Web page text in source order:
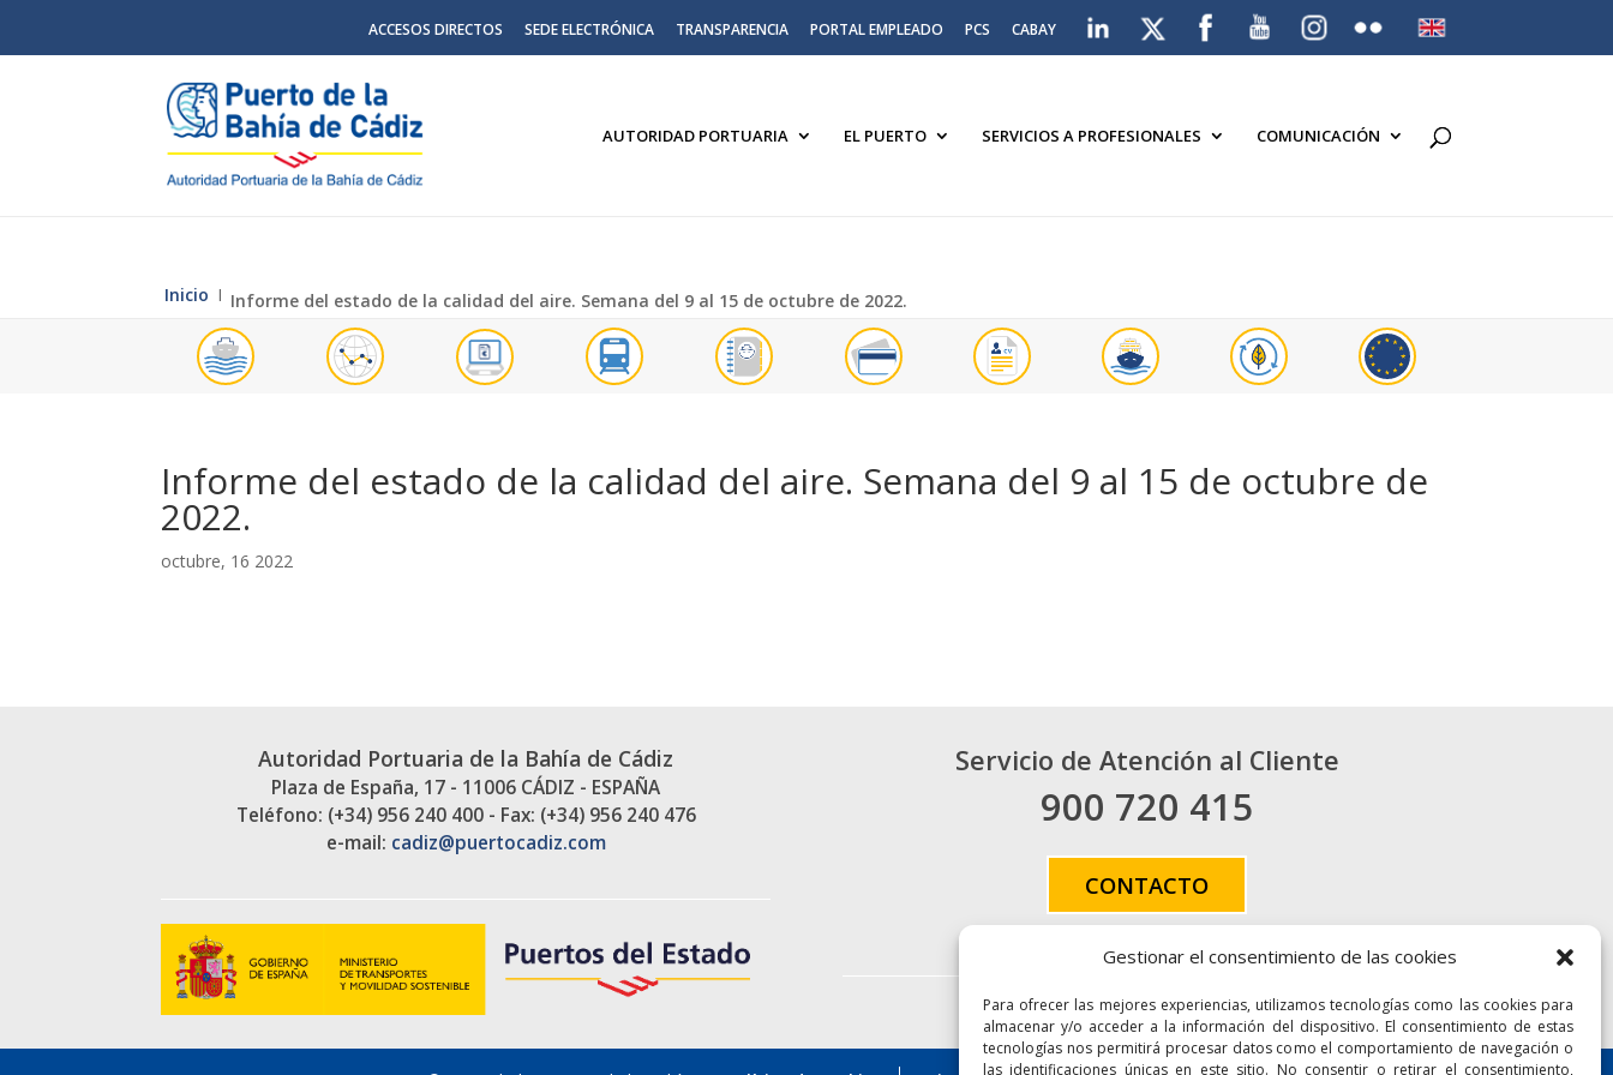
Gestionar el consentimiento de las cookies
Para ofrecer las mejores experiencias, utilizamos tecnologías como las cookies para
almacenar y/o acceder a la información del dispositivo. El consentimiento de estas
tecnologías nos permitirá procesar datos como el comportamiento de navegación o
las identificaciones únicas en este sitio. No consentir o retirar el consentimiento,
ACCESOS DIRECTOS SEDE ELECTRÓNICA TRANSPARENCIA PORTAL EMPLEADO PCS CABAY
AUTORIDAD PORTUARIA EL PUERTO SERVICIOS A PROFESIONALES COMUNICACIÓN
Inicio Ι Informe del estado de la calidad del aire. Semana del 9 al 15 de octubre de 2022.
Informe del estado de la calidad del aire. Semana del 9 al 15 de octubre de
2022.
octubre, 16 2022
Autoridad Portuaria de la Bahía de Cádiz
Plaza de España, 17 - 11006 CÁDIZ - ESPAÑA
Teléfono: (+34) 956 240 400 - Fax: (+34) 956 240 476
e-mail: cadiz@puertocadiz.com
Servicio de Atención al Cliente
900 720 415
CONTACTO
Enlaces Accesibilidad Mapa Web